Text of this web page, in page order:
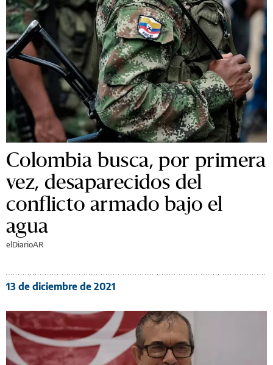
Colombia busca, por primera
vez, desaparecidos del
conflicto armado bajo el
agua
elDiarioAR
13 de diciembre de 2021